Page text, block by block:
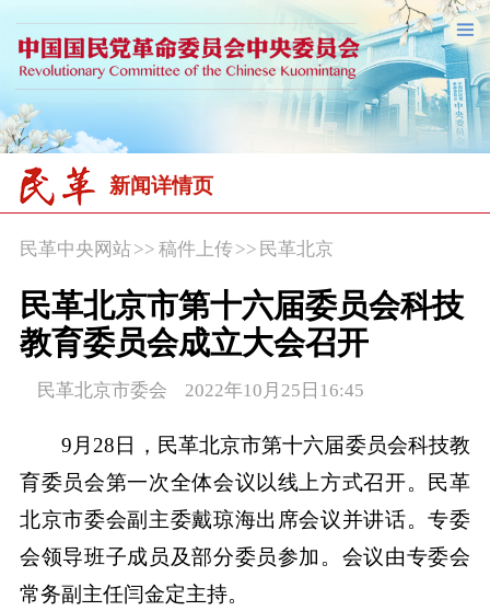
新闻详情页
民革中央网站>> 稿件上传 >> 民革北京
民革北京市第十六届委员会科技
教育委员会成立大会召开
民革北京市委会 2022年10月25日16:45
9月28日，民革北京市第十六届委员会科技教
育委员会第一次全体会议以线上方式召开。民革
北京市委会副主委戴琼海出席会议并讲话。专委
会领导班子成员及部分委员参加。会议由专委会
常务副主任闫金定主持。